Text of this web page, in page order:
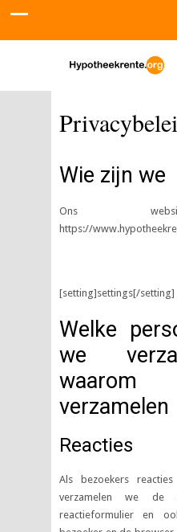
Wie zijn we
Ons
https://
[setting]settings[/setting]
Welke
we
verzamelen
Reacties
Als bezoekers
verzamelen we
reactieformulier en